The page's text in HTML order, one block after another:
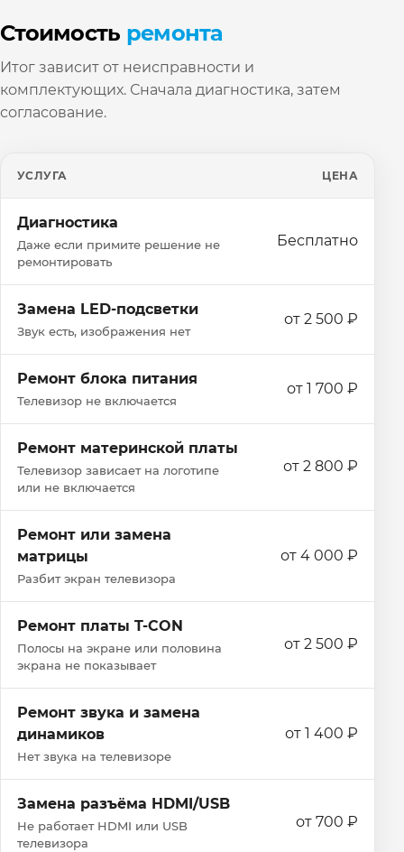
Стоимость ремонта
Итог зависит от неисправности и
комплектующих. Сначала диагностика, затем
согласование.
УСЛУГА ЦЕНА
Диагностика
Даже если примите решение не
ремонтировать
Бесплатно
Замена LED-подсветки
Звук есть, изображения нет
от 2 500 ₽
Ремонт блока питания
Телевизор не включается
от 1 700 ₽
Ремонт материнской платы
Телевизор зависает на логотипе
или не включается
от 2 800 ₽
Ремонт или замена
матрицы
Разбит экран телевизора
от 4 000 ₽
Ремонт платы T-CON
Полосы на экране или половина
экрана не показывает
от 2 500 ₽
Ремонт звука и замена
динамиков
Нет звука на телевизоре
от 1 400 ₽
Замена разъёма HDMI/USB
Не работает HDMI или USB
телевизора
от 700 ₽